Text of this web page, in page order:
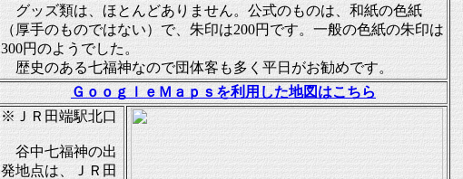
グッズ類は、ほとんどありません。公式のものは、和紙の色紙
（厚手のものではない）で、朱印は200円です。一般の色紙の朱印は
300円のようでした。
歴史のある七福神なので団体客も多く平日がお勧めです。
ＧｏｏｇｌｅＭａｐｓを利用した地図はこちら
※ＪＲ田端駅北口
谷中七福神の出
発地点は、ＪＲ田